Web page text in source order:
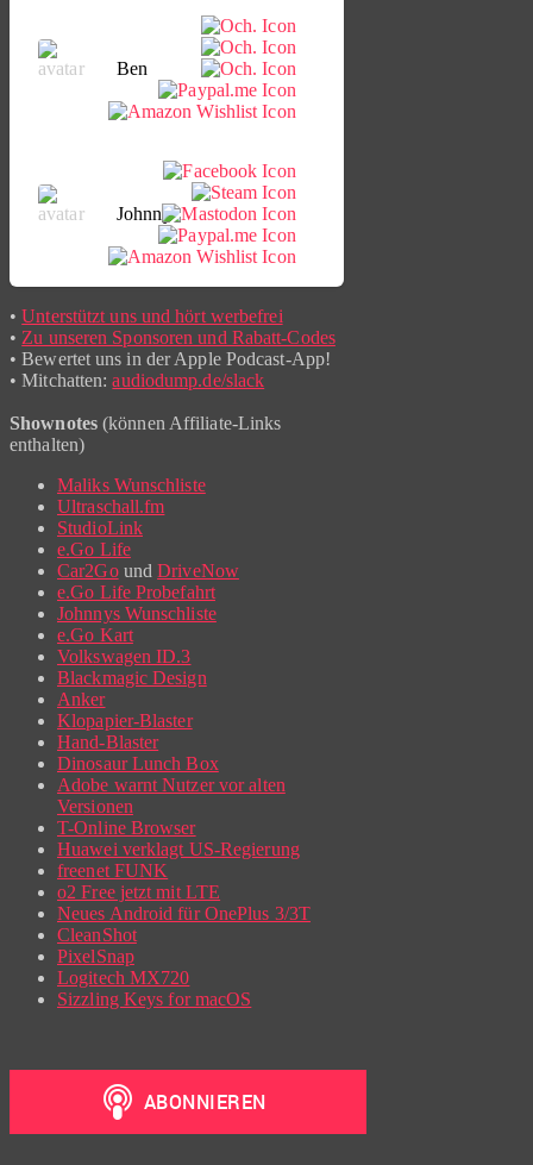
Ben
Johnny
•Unterstützt uns und hört werbefrei
• Zu unseren Sponsoren und Rabatt-Codes
• Bewertet uns in der Apple Podcast-App!
• Mitchatten:audiodump.de/slack
Shownotes(können Affiliate-Links
enthalten)
Maliks Wunschliste
Ultraschall.fm
StudioLink
e.Go Life
Car2GoundDriveNow
e.Go Life Probefahrt
Johnnys Wunschliste
e.Go Kart
Volkswagen ID.3
Blackmagic Design
Anker
Klopapier-Blaster
Hand-Blaster
Dinosaur Lunch Box
Adobe warnt Nutzer vor alten
Versionen
T-Online Browser
Huawei verklagt US-Regierung
freenet FUNK
o2 Free jetzt mit LTE
Neues Android für OnePlus 3/3T
CleanShot
PixelSnap
Logitech MX720
Sizzling Keys for macOS